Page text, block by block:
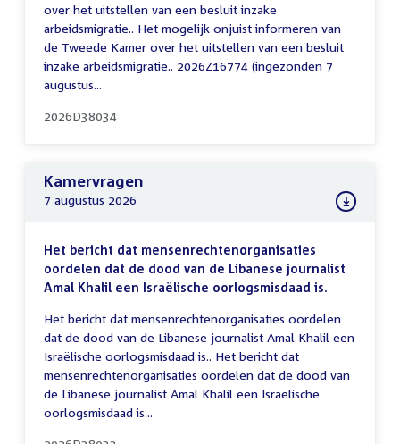
over het uitstellen van een besluit inzake
arbeidsmigratie.. Het mogelijk onjuist informeren van
de Tweede Kamer over het uitstellen van een besluit
inzake arbeidsmigratie.. 2026Z16774 (ingezonden 7
augustus...
2026D38034
Kamervragen
7 augustus 2026
Het bericht dat mensenrechtenorganisaties
oordelen dat de dood van de Libanese journalist
Amal Khalil een Israëlische oorlogsmisdaad is.
Het bericht dat mensenrechtenorganisaties oordelen
dat de dood van de Libanese journalist Amal Khalil een
Israëlische oorlogsmisdaad is.. Het bericht dat
mensenrechtenorganisaties oordelen dat de dood van
de Libanese journalist Amal Khalil een Israëlische
oorlogsmisdaad is...